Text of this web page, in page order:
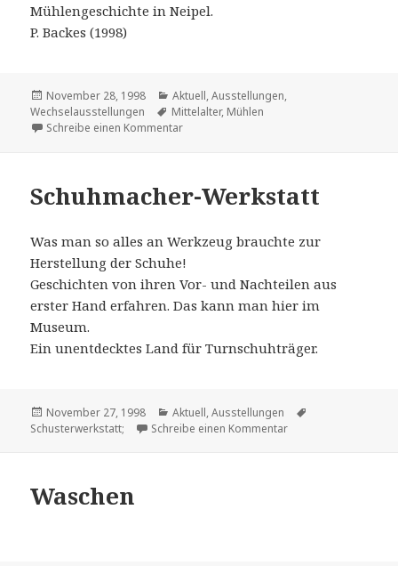
Mühlengeschichte in Neipel.
P. Backes (1998)
Veröffentlicht
am
November 28, 1998 Kategorien
Aktuell,Ausstellungen,
Wechselausstellungen
Schlagwörter
Mittelalter, Mühlen
Schreibe einen Kommentarzu Mühlen-Geschichte
Schuhmacher-Werkstatt
Was man so alles an Werkzeug brauchte zur
Herstellung der Schuhe!
Geschichten von ihren Vor- und Nachteilen aus
erster Hand erfahren. Das kann man hier im
Museum.
Ein unentdecktes Land für Turnschuhträger.
Veröffentlicht
am
November 27, 1998 Kategorien
Aktuell,Ausstellungen
Schusterwerkstatt;
Schreibe einen Kommentarzu Schuhmacher-
Waschen